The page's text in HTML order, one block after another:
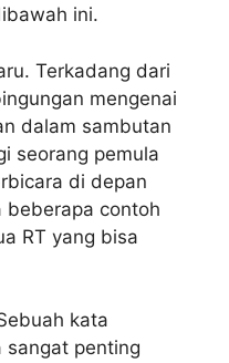
ini.
Terkadang dari
mengenai
dalam sambutan
seorang pemula
di depan
beberapa contoh
RT yang bisa
kata
penting